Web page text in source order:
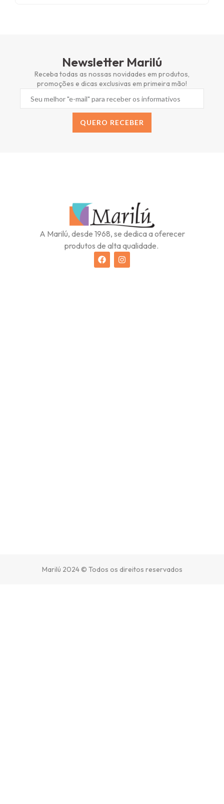
Newsletter Marilú
Receba todas as nossas novidades em produtos,
promoções e dicas exclusivas em primeira mão!
QUERO RECEBER
A Marilú, desde 1968, se dedica a oferecer
produtos de alta qualidade.
Marilú 2024 © Todos os direitos reservados